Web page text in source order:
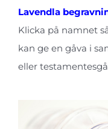
Lavendla
Klicka på namnet
kan ge en gåva i
eller